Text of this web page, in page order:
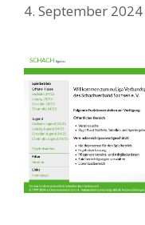
4. September 2024